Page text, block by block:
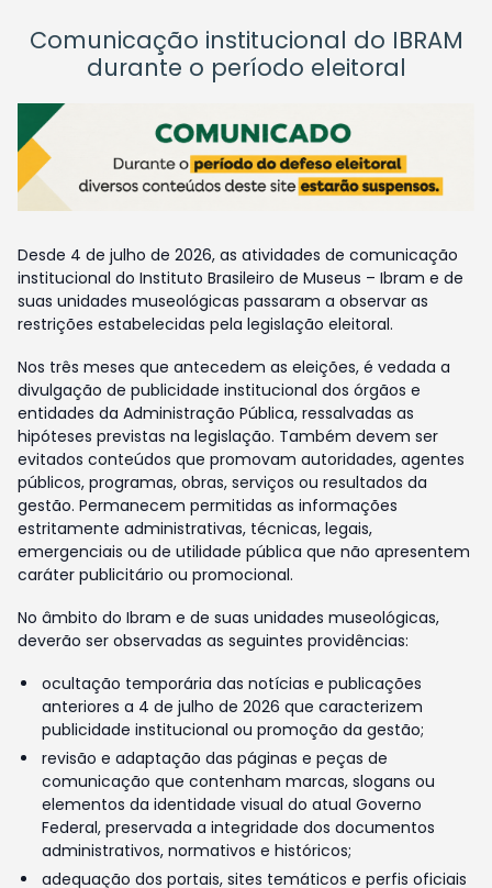
Comunicação institucional do IBRAM
durante o período eleitoral
Desde 4 de julho de 2026, as atividades de comunicação
institucional do Instituto Brasileiro de Museus – Ibram e de
suas unidades museológicas passaram a observar as
restrições estabelecidas pela legislação eleitoral.
Nos três meses que antecedem as eleições, é vedada a
divulgação de publicidade institucional dos órgãos e
entidades da Administração Pública, ressalvadas as
hipóteses previstas na legislação. Também devem ser
evitados conteúdos que promovam autoridades, agentes
públicos, programas, obras, serviços ou resultados da
gestão. Permanecem permitidas as informações
estritamente administrativas, técnicas, legais,
emergenciais ou de utilidade pública que não apresentem
caráter publicitário ou promocional.
No âmbito do Ibram e de suas unidades museológicas,
deverão ser observadas as seguintes providências:
ocultação temporária das notícias e publicações
anteriores a 4 de julho de 2026 que caracterizem
publicidade institucional ou promoção da gestão;
revisão e adaptação das páginas e peças de
comunicação que contenham marcas, slogans ou
elementos da identidade visual do atual Governo
Federal, preservada a integridade dos documentos
administrativos, normativos e históricos;
adequação dos portais, sites temáticos e perfis oficiais